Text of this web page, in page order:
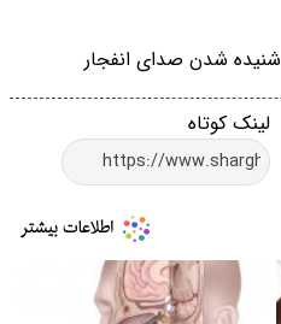
شنیده شدن صدای انفجار
لینک کوتاه